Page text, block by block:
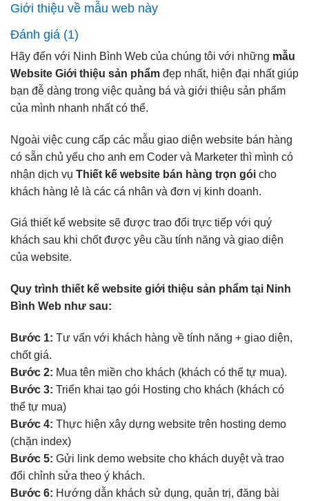
Giới thiệu về mẫu web này
Đánh giá (1)
Hãy đến với Ninh Bình Web của chúng tôi với những mẫu
Website Giới thiệu sản phẩm đẹp nhất, hiện đại nhất giúp
bạn đễ dàng trong việc quảng bá và giới thiệu sản phẩm
của mình nhanh nhất có thể.
Ngoài việc cung cấp các mẫu giao diện website bán hàng
có sẵn chủ yếu cho anh em Coder và Marketer thì mình có
nhận dịch vụ Thiết kế website bán hàng trọn gói cho
khách hàng lẻ là các cá nhân và đơn vị kinh doanh.
Giá thiết kế website sẽ được trao đổi trực tiếp với quý
khách sau khi chốt được yêu cầu tính năng và giao diện
của website.
Quy trình thiết kế website giới thiệu sản phẩm tại Ninh
Bình Web như sau:
Bước 1: Tư vấn với khách hàng về tính năng + giao diện,
chốt giá.
Bước 2: Mua tên miền cho khách (khách có thể tự mua).
Bước 3: Triển khai tạo gói Hosting cho khách (khách có
thể tự mua)
Bước 4: Thực hiện xây dựng website trên hosting demo
(chặn index)
Bước 5: Gửi link demo website cho khách duyệt và trao
đổi chỉnh sửa theo ý khách.
Bước 6: Hướng dẫn khách sử dụng, quản trị, đăng bài